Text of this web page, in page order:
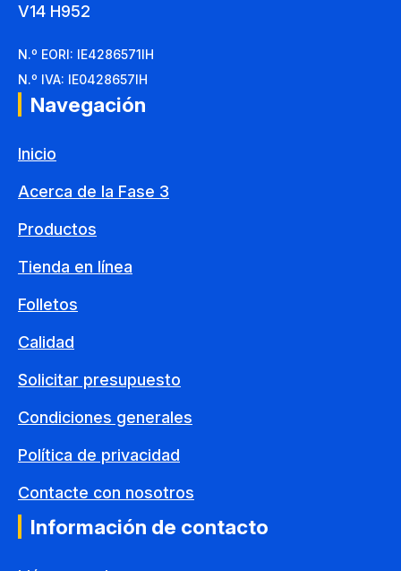
V14 H952
N.º EORI: IE4286571IH
N.º IVA: IE0428657IH
Navegación
Inicio
Acerca de la Fase 3
Productos
Tienda en línea
Folletos
Calidad
Solicitar presupuesto
Condiciones generales
Política de privacidad
Contacte con nosotros
Información de contacto